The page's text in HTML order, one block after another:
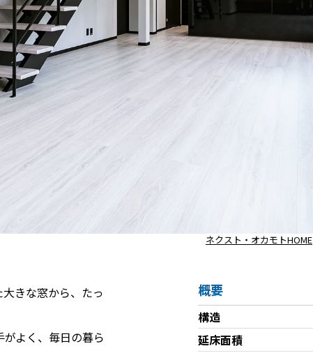
ネクスト・オカモトHOME
概要
構造
延床面積
きな窓から、たっ
よく、毎日の暮ら